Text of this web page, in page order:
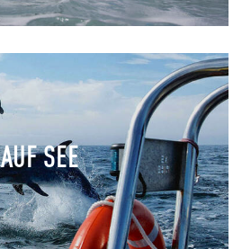
AUF SEE